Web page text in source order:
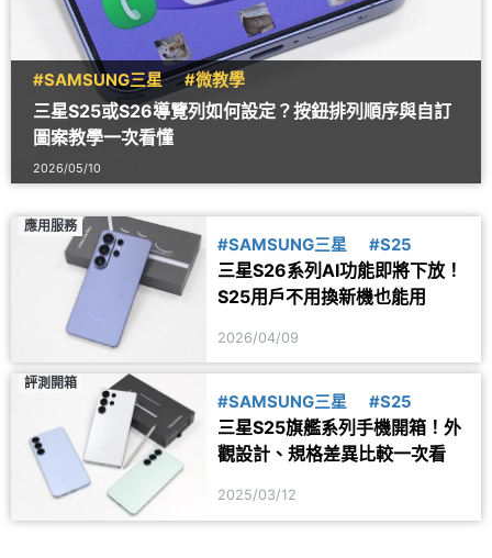
#SAMSUNG三星 #微教學
三星S25或S26導覽列如何設定？按鈕排列順序與自訂
圖案教學一次看懂
2026/05/10
應用服務
#SAMSUNG三星 #S25
三星S26系列AI功能即將下放！
S25用戶不用換新機也能用
2026/04/09
評測開箱
#SAMSUNG三星 #S25
三星S25旗艦系列手機開箱！外
觀設計、規格差異比較一次看
2025/03/12